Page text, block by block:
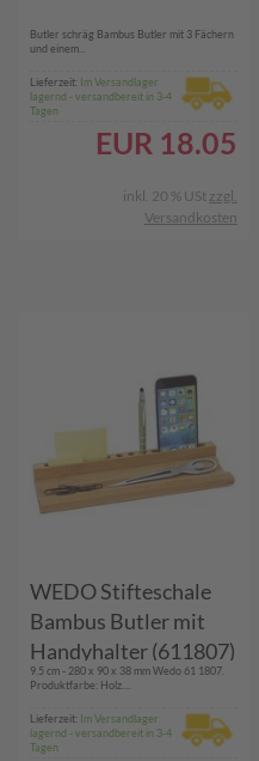
Butler schräg Bambus Butler mit 3 Fächern
und einem...
Lieferzeit: Im Versandlager
lagernd - versandbereit in 3-4
Tagen
EUR 18.05
inkl. 20 % USt zzgl.
Versandkosten
WEDO Stifteschale
Bambus Butler mit
Handyhalter (611807)
9.5 cm - 280 x 90 x 38 mm Wedo 61 1807.
Produktfarbe: Holz....
Lieferzeit: Im Versandlager
lagernd - versandbereit in 3-4
Tagen